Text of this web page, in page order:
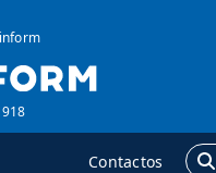
Contactos